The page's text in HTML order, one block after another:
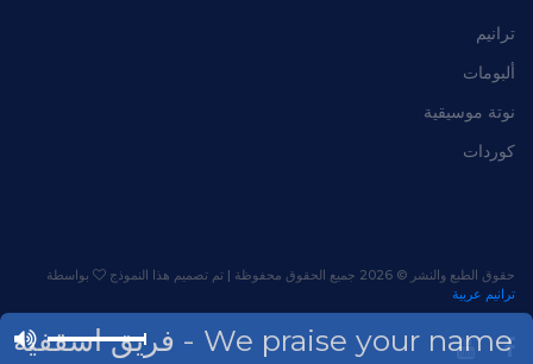
We praise your name - فريق اسقفية
ترانيم
ألبومات
نوتة موسيقية
كوردات
حقوق الطبع والنشر © 2026 جميع الحقوق محفوظة | تم تصميم هذا النموذج
بواسطة
ترانيم عربية